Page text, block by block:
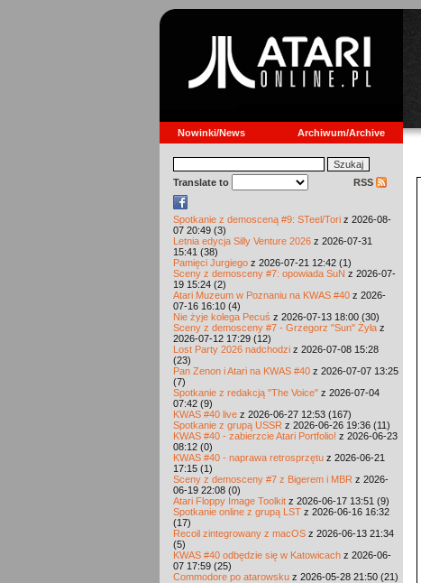
Nowinki/News Archiwum/Archive
Translate to RSS
Spotkanie z demosceną #9: STeel/Tori z 2026-08-
07 20:49 (3)
Letnia edycja Silly Venture 2026 z 2026-07-31
15:41 (38)
Pamięci Jurgiego z 2026-07-21 12:42 (1)
Sceny z demosceny #7: opowiada SuN z 2026-07-
19 15:24 (2)
Atari Muzeum w Poznaniu na KWAS #40 z 2026-
07-16 16:10 (4)
Nie żyje kolega Pecuś z 2026-07-13 18:00 (30)
Sceny z demosceny #7 - Grzegorz "Sun" Żyła z
2026-07-12 17:29 (12)
Lost Party 2026 nadchodzi z 2026-07-08 15:28
(23)
Pan Zenon i Atari na KWAS #40 z 2026-07-07 13:25
(7)
Spotkanie z redakcją "The Voice" z 2026-07-04
07:42 (9)
KWAS #40 live z 2026-06-27 12:53 (167)
Spotkanie z grupą USSR z 2026-06-26 19:36 (11)
KWAS #40 - zabierzcie Atari Portfolio! z 2026-06-23
08:12 (0)
KWAS #40 - naprawa retrosprzętu z 2026-06-21
17:15 (1)
Sceny z demosceny #7 z Bigerem i MBR z 2026-
06-19 22:08 (0)
Atari Floppy Image Toolkit z 2026-06-17 13:51 (9)
Spotkanie online z grupą LST z 2026-06-16 16:32
(17)
Recoil zintegrowany z macOS z 2026-06-13 21:34
(5)
KWAS #40 odbędzie się w Katowicach z 2026-06-
07 17:59 (25)
Commodore po atarowsku z 2026-05-28 21:50 (21)